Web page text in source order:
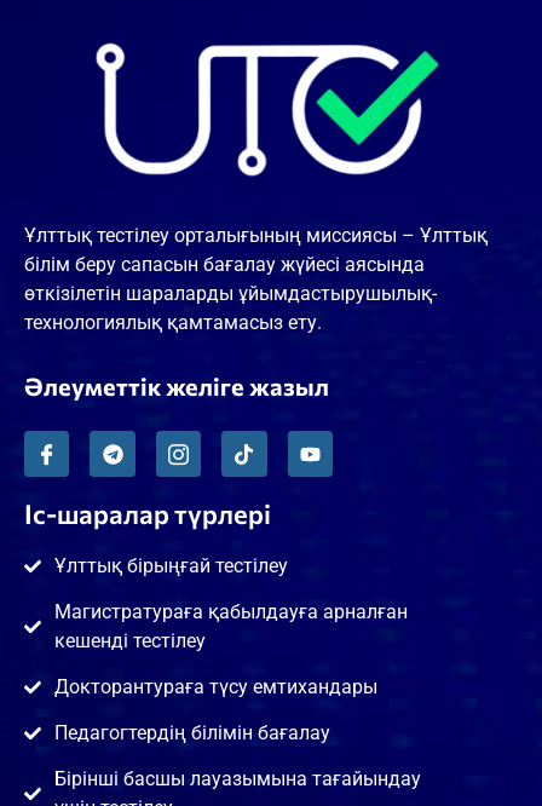
Ұлттық тестілеу орталығының миссиясы – Ұлттық
білім беру сапасын бағалау жүйесі аясында
өткізілетін шараларды ұйымдастырушылық-
технологиялық қамтамасыз ету.
Әлеуметтік желіге жазыл
Іс-шаралар түрлері
Ұлттық бірыңғай тестілеу
Магистратураға қабылдауға арналған
кешенді тестілеу
Докторантураға түсу емтихандары
Педагогтердің білімін бағалау
Бірінші басшы лауазымына тағайындау